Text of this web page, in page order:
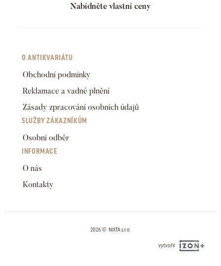
Nabídněte vlastní ceny
O ANTIKVARIÁTU
Obchodní podmínky
Reklamace a vadné plnění
Zásady zpracování osobních údajů
SLUŽBY ZÁKAZNÍKŮM
Osobní odběr
INFORMACE
O nás
Kontakty
2026 © NIXTA s.r.o.
vytvořil